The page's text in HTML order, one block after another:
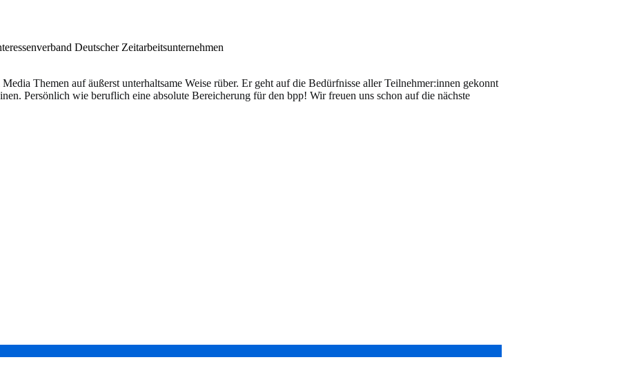
Deutscher Zeitarbeitsunternehmen
Themen auf äußerst unterhaltsame Weise rüber. Er geht auf die Bedürfnisse aller Teilnehmer:innen gekonnt
Persönlich wie beruflich eine absolute Bereicherung für den bpp! Wir freuen uns schon auf die nächste